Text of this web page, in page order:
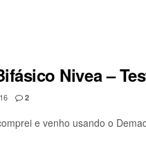
Nivea –
2
e venho usando o